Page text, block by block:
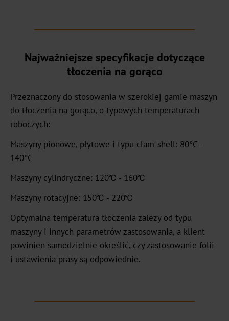
Targi
Produkty
gorąco
Metalizowane
Standard
OXN
MV-
Plus
MX-
GDN
Najważniejsze specyfikacje dotyczące
tłoczenia na gorąco
Przeznaczony do stosowania w szerokiej gamie maszyn
do tłoczenia na gorąco, o typowych temperaturach
roboczych:
Maszyny pionowe, płytowe i typu clam-shell: 80°C -
140°C
Maszyny cylindryczne: 120℃ - 160℃
Maszyny rotacyjne: 150℃ - 220℃
Optymalna temperatura tłoczenia zależy od typu
maszyny i innych parametrów zastosowania, a klient
powinien samodzielnie określić, czy zastosowanie folii
i ustawienia prasy są odpowiednie.